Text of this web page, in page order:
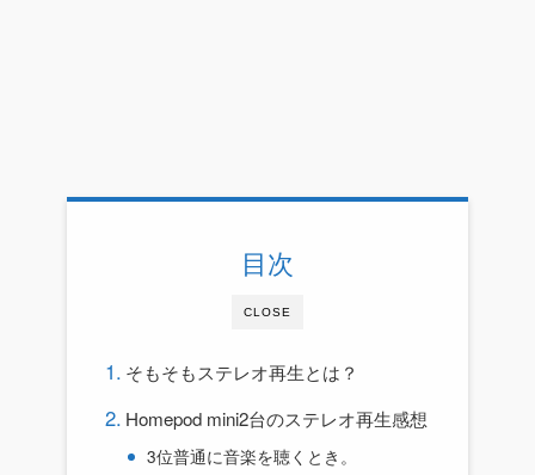
CLOSE
目次
そもそもステレオ再生とは？
Homepod mini2台のステレオ再生感想
3位普通に音楽を聴くとき。